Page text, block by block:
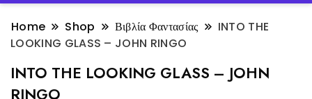
Home Shop Βιβλία Φαντασίας
INTO THE
LOOKING GLASS – JOHN RINGO
INTO THE LOOKING GLASS – JOHN
RINGO